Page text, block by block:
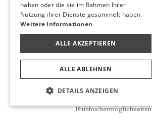
Neu
Frühbuchermöglichkeiten
haben oder die sie im Rahmen Ihrer
Nutzung ihrer Dienste gesammelt haben.
Weitere Informationen
ALLE AKZEPTIEREN
ALLE ABLEHNEN
DETAILS ANZEIGEN